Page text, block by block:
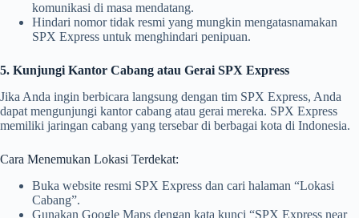
komunikasi di masa mendatang.
Hindari nomor tidak resmi yang mungkin mengatasnamakan
SPX Express untuk menghindari penipuan.
5. Kunjungi Kantor Cabang atau Gerai SPX Express
Jika Anda ingin berbicara langsung dengan tim SPX Express, Anda
dapat mengunjungi kantor cabang atau gerai mereka. SPX Express
memiliki jaringan cabang yang tersebar di berbagai kota di Indonesia.
Cara Menemukan Lokasi Terdekat:
Buka website resmi SPX Express dan cari halaman “Lokasi
Cabang”.
Gunakan Google Maps dengan kata kunci “SPX Express near